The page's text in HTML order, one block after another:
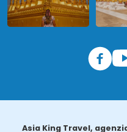
Asia King Travel,